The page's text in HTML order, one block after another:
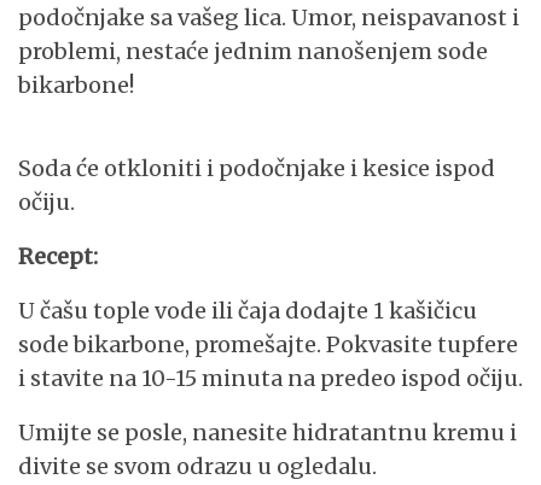
podočnjake sa vašeg lica. Umor, neispavanost i
problemi, nestaće jednim nanošenjem sode
bikarbone!
Soda će otkloniti i podočnjake i kesice ispod
očiju.
Recept:
U čašu tople vode ili čaja dodajte 1 kašičicu
sode bikarbone, promešajte. Pokvasite tupfere
i stavite na 10-15 minuta na predeo ispod očiju.
Umijte se posle, nanesite hidratantnu kremu i
divite se svom odrazu u ogledalu.